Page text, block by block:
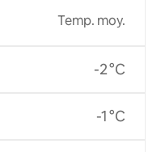
Temp. moy.
-2 °C
-1 °C